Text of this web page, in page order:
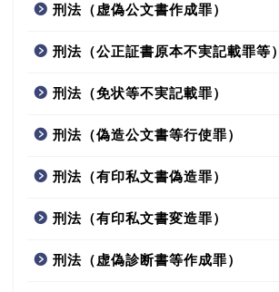
刑法（虚偽公文書作成罪）
刑法（公正証書原本不実記載罪等）
刑法（免状等不実記載罪）
刑法（偽造公文書等行使罪）
刑法（有印私文書偽造罪）
刑法（有印私文書変造罪）
刑法（虚偽診断書等作成罪）